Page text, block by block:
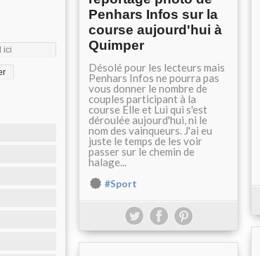
Penhars Infos sur la
course aujourd'hui à
Quimper
Désolé pour les lecteurs mais
Penhars Infos ne pourra pas
vous donner le nombre de
couples participant à la
course Elle et Lui qui s'est
déroulée aujourd'hui, ni le
nom des vainqueurs. J'ai eu
juste le temps de les voir
passer sur le chemin de
halage...
#Sport